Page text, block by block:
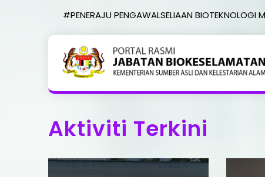
#PENERAJU PENGAWALSELIAAN BIOTEKNOLOGI
Aktiviti Terkini